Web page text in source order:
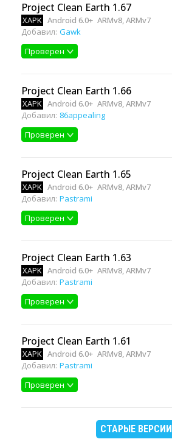
Project Clean Earth 1.67
XAPK Android 6.0+ ARMv8, ARMv7
Добавил: Gawk
Проверен
Project Clean Earth 1.66
XAPK Android 6.0+ ARMv8, ARMv7
Добавил: 86appealing
Проверен
Project Clean Earth 1.65
XAPK Android 6.0+ ARMv8, ARMv7
Добавил: Pastrami
Проверен
Project Clean Earth 1.63
XAPK Android 6.0+ ARMv8, ARMv7
Добавил: Pastrami
Проверен
Project Clean Earth 1.61
XAPK Android 6.0+ ARMv8, ARMv7
Добавил: Pastrami
Проверен
СТАРЫЕ ВЕРСИИ